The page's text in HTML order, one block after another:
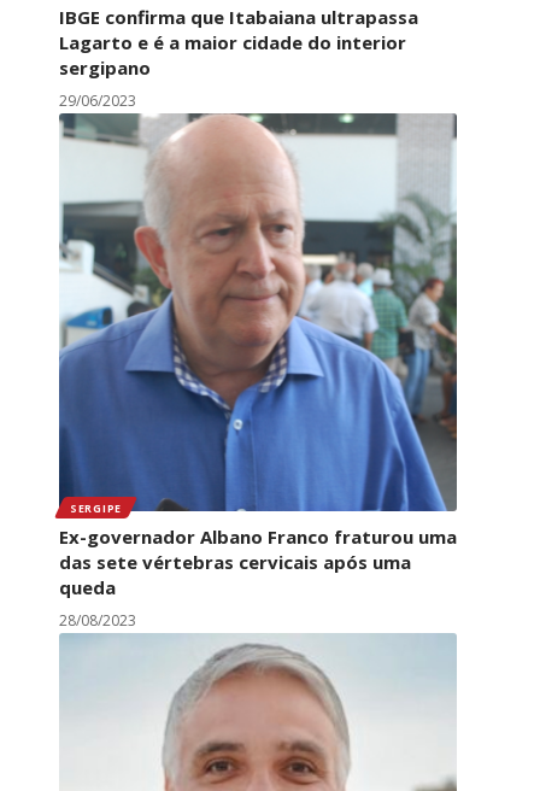
IBGE confirma que Itabaiana ultrapassa
Lagarto e é a maior cidade do interior
sergipano
29/06/2023
SERGIPE
Ex-governador Albano Franco fraturou uma
das sete vértebras cervicais após uma
queda
28/08/2023